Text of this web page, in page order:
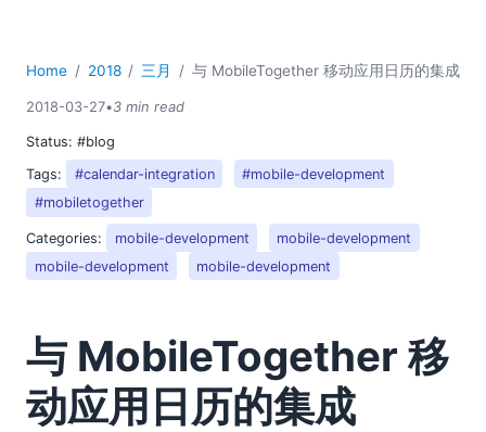
Home 2018 三月 与 MobileTogether 移动应用日历的集成
2018-03-27•3 min read
Status: #blog
Tags:
#calendar-integration
#mobile-development
#mobiletogether
Categories: mobile-development
mobile-development
mobile-development
mobile-development
与 MobileTogether 移
动应用日历的集成